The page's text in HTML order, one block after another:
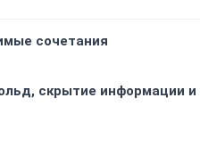
сочетания
скрытиe информации